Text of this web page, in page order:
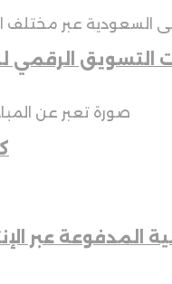
التسويق الرقمي
المدفوعة عبر